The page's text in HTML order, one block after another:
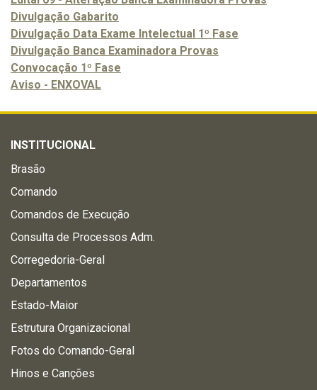
Divulgação Gabarito
Divulgação Data Exame Intelectual 1º Fase
Divulgação Banca Examinadora Provas
Convocação 1º Fase
Aviso - ENXOVAL
INSTITUCIONAL
Brasão
Comando
Comandos de Execução
Consulta de Processos Adm.
Corregedoria-Geral
Departamentos
Estado-Maior
Estrutura Organizacional
Fotos do Comando-Geral
Hinos e Canções